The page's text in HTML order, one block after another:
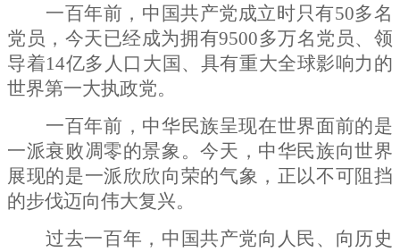
一百年前，中国共产党成立时只有50多名
党员，今天已经成为拥有9500多万名党员、领
导着14亿多人口大国、具有重大全球影响力的
世界第一大执政党。
一百年前，中华民族呈现在世界面前的是
一派衰败凋零的景象。今天，中华民族向世界
展现的是一派欣欣向荣的气象，正以不可阻挡
的步伐迈向伟大复兴。
过去一百年，中国共产党向人民、向历史